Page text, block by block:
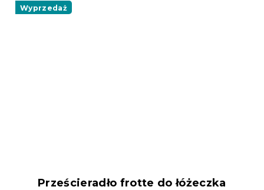
Wyprzedaż
Prześcieradło frotte do łóżeczka